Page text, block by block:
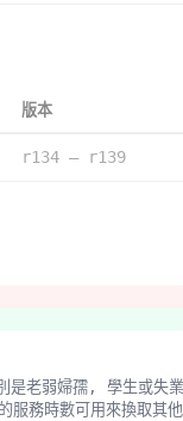
版本
r134 – r139
服務時數可用來換取其